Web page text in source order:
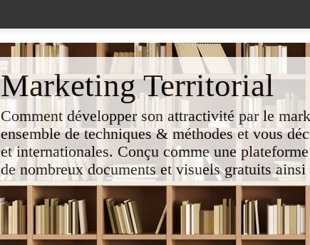
Marketing Territorial
Comment développer son attractivité par le
ensemble de techniques & méthodes et vous
et internationales. Conçu comme une
de nombreux documents et visuels gratuits